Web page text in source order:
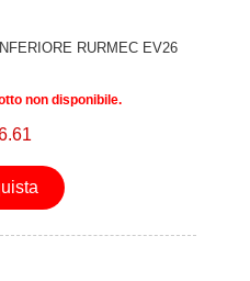
RURMEC EV26
non disponibile.